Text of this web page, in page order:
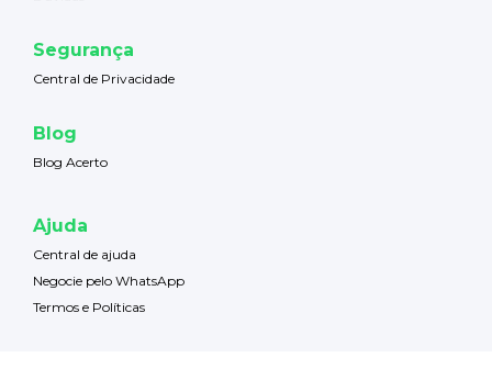
Segurança
Central de Privacidade
Blog
Blog Acerto
Ajuda
Central de ajuda
Negocie pelo WhatsApp
Termos e Políticas